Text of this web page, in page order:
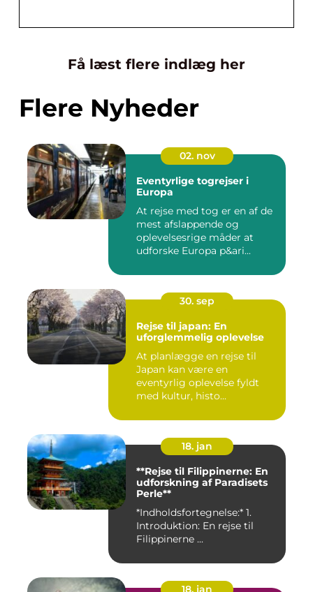
Få læst flere indlæg her
Flere Nyheder
02. nov
Eventyrlige togrejser i
Europa
At rejse med tog er en af de
mest afslappende og
oplevelsesrige måder at
udforske Europa p&ari...
30. sep
Rejse til japan: En
uforglemmelig oplevelse
At planlægge en rejse til
Japan kan være en
eventyrlig oplevelse fyldt
med kultur, histo...
18. jan
**Rejse til Filippinerne: En
udforskning af Paradisets
Perle**
*Indholdsfortegnelse:* 1.
Introduktion: En rejse til
Filippinerne ...
18. jan